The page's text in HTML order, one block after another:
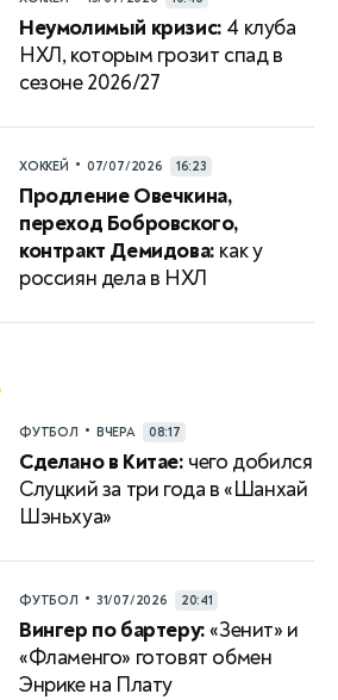
Неумолимый кризис: 4 клуба
НХЛ, которым грозит спад в
сезоне 2026/27
ХОККЕЙ • 07/07/2026 16:23
Продление Овечкина,
переход Бобровского,
контракт Демидова: как у
россиян дела в НХЛ
ФУТБОЛ • ВЧЕРА 08:17
Сделано в Китае: чего добился
Слуцкий за три года в «Шанхай
Шэньхуа»
ФУТБОЛ • 31/07/2026 20:41
Вингер по бартеру:«Зенит» и
«Фламенго» готовят обмен
Энрике на Плату